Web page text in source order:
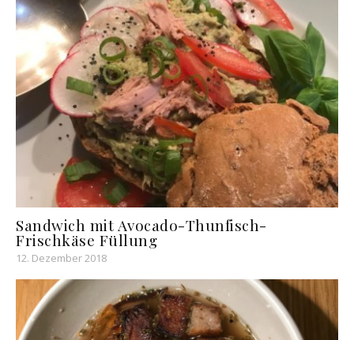
Sandwich mit Avocado-Thunfisch-
Frischkäse Füllung
12. Dezember 2018